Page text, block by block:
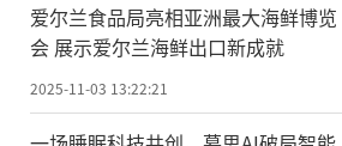
爱尔兰食品局亮相亚洲最大海鲜博览
会 展示爱尔兰海鲜出口新成就
2025-11-03 13:22:21